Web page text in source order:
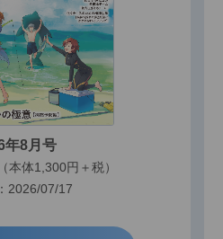
年8月号
本体1,300円＋税）
2026/07/17